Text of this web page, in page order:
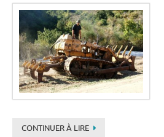
CONTINUER À LIRE